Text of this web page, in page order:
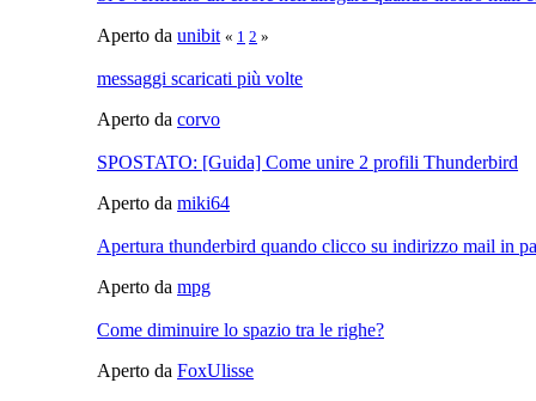
Aperto da unibit « 1 2 »
messaggi scaricati più volte
Aperto da corvo
SPOSTATO: [Guida] Come unire 2 profili Thunderbird
Aperto da miki64
Apertura thunderbird quando clicco su indirizzo mail in
Aperto da mpg
Come diminuire lo spazio tra le righe?
Aperto da FoxUlisse